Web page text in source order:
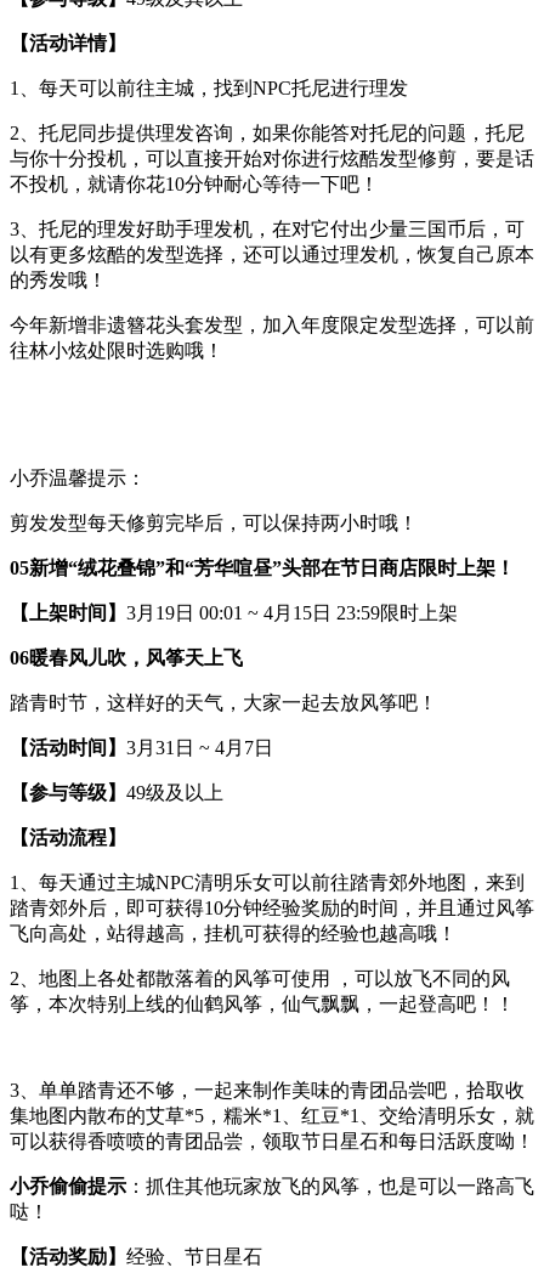
【活动详情】
1、每天可以前往主城，找到NPC托尼进行理发
2、托尼同步提供理发咨询，如果你能答对托尼的问题，托尼
与你十分投机，可以直接开始对你进行炫酷发型修剪，要是话
不投机，就请你花10分钟耐心等待一下吧！
3、托尼的理发好助手理发机，在对它付出少量三国币后，可
以有更多炫酷的发型选择，还可以通过理发机，恢复自己原本
的秀发哦！
今年新增非遗簪花头套发型，加入年度限定发型选择，可以前
往林小炫处限时选购哦！
小乔温馨提示：
剪发发型每天修剪完毕后，可以保持两小时哦！
05新增“绒花叠锦”和“芳华喧昼”头部在节日商店限时上架！
【上架时间】 3月19日 00:01 ~ 4月15日 23:59限时上架
06暖春风儿吹，风筝天上飞
踏青时节，这样好的天气，大家一起去放风筝吧！
【活动时间】 3月31日 ~ 4月7日
【参与等级】 49级及以上
【活动流程】
1、每天通过主城NPC清明乐女可以前往踏青郊外地图，来到
踏青郊外后，即可获得10分钟经验奖励的时间，并且通过风筝
飞向高处，站得越高，挂机可获得的经验也越高哦！
2、地图上各处都散落着的风筝可使用 ，可以放飞不同的风
筝，本次特别上线的仙鹤风筝，仙气飘飘，一起登高吧！！
3、单单踏青还不够，一起来制作美味的青团品尝吧，拾取收
集地图内散布的艾草*5，糯米*1、红豆*1、交给清明乐女，就
可以获得香喷喷的青团品尝，领取节日星石和每日活跃度呦！
小乔偷偷提示 ：抓住其他玩家放飞的风筝，也是可以一路高飞
哒！
【活动奖励】 经验、节日星石